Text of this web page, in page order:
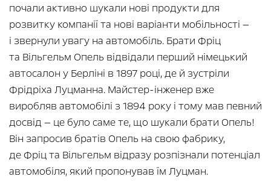
почали активно шукали нові продукти для
розвитку компанії та нові варіанти мобільності —
і звернули увагу на автомобіль. Брати Фріц
та Вільгельм Опель відвідали перший німецький
автосалон у Берліні в 1897 році, де й зустріли
Фрідріха Луцманна. Майстер-інженер вже
виробляв автомобілі з 1894 року і тому мав певний
досвід — це було саме те, що шукали брати Опель!
Він запросив братів Опель на свою фабрику,
де Фріц та Вільгельм відразу розпізнали потенціал
автомобіля, який пропонував їм Луцман.